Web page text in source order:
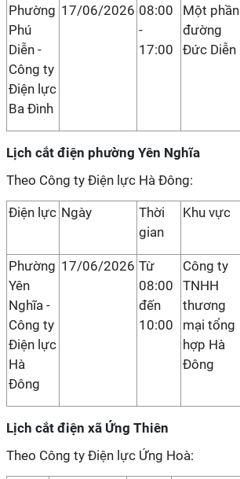
Phường
Phú
Diễn -
Công ty
Điện lực
Ba Đình
17/06/2026 08:00
-
17:00
Một phần
đường
Đức Diễn
Lịch cắt điện phường Yên Nghĩa
Theo Công ty Điện lực Hà Đông:
Điện lực Ngày
Thời
gian
Khu vực
Phường
Yên
Nghĩa -
Công ty
Điện lực
Hà
Đông
17/06/2026 Từ
08:00
đến
10:00
Công ty
TNHH
thương
mại tổng
hợp Hà
Đông
Lịch cắt điện xã Ứng Thiên
Theo Công ty Điện lực Ứng Hoà: